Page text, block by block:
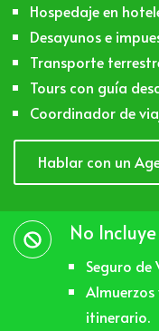
Hospedaje en
Desayunos e
Transporte
Tours con guía
Coordinador de
Hablar con un
No Incluye
Seguro
Almuerzos
itinerario.